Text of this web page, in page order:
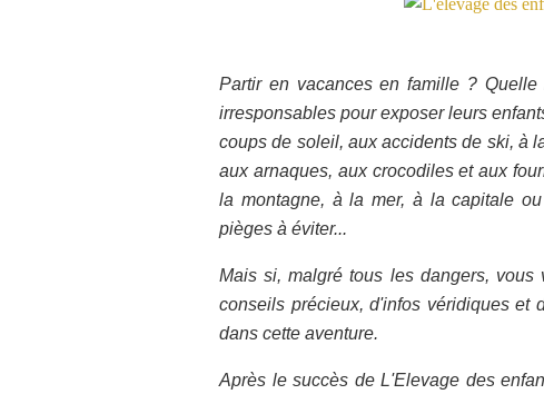
Partir en vacances en famille ?
irresponsables pour exposer leurs
coups de soleil, aux accidents de ski, à
aux arnaques, aux crocodiles et aux
la montagne, à la mer, à la capitale
pièges à éviter...
Mais si, malgré tous les dangers,
conseils précieux, d'infos véridiques et
dans cette aventure.
Après le succès de L'Elevage des